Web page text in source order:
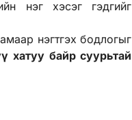
нэг хэсэг гэдгийг
нэгтгэх бодлогыг
хатуу байр суурьтай